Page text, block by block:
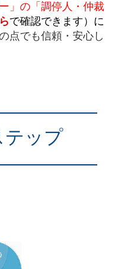
」の「調停人・仲裁
で確認できます）に
点でも信頼・安心し
ップ